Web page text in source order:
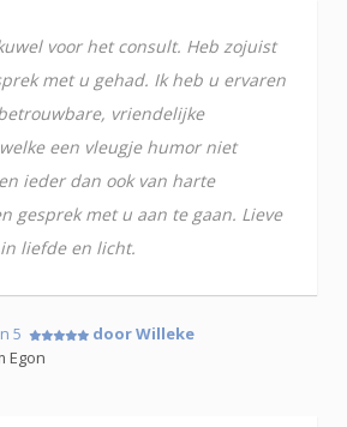
voor het consult. Heb zojuist
met u gehad. Ik heb u ervaren
vriendelijke
een vleugje humor niet
ieder dan ook van harte
gesprek met u aan te gaan. Lieve
liefde en licht.
5
door Willeke
Egon